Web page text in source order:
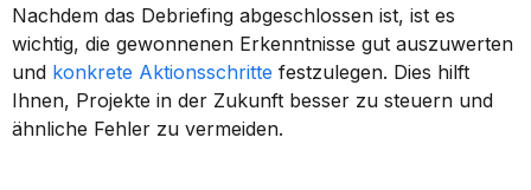
Nachdem das Debriefing abgeschlossen ist, ist es
wichtig, die gewonnenen Erkenntnisse gut auszuwerten
und konkrete Aktionsschritte festzulegen. Dies hilft
Ihnen, Projekte in der Zukunft besser zu steuern und
ähnliche Fehler zu vermeiden.